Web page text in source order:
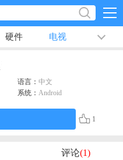
硬件 电视 排行榜
语言： 中文
系统： Android
1
评论(1)